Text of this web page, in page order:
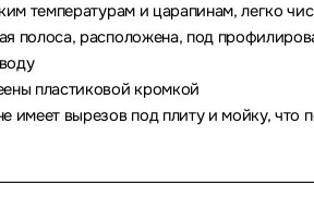
температурам и царапинам, легко
полоса, расположена, под
пластиковой кромкой
вырезов под плиту и мойку, что